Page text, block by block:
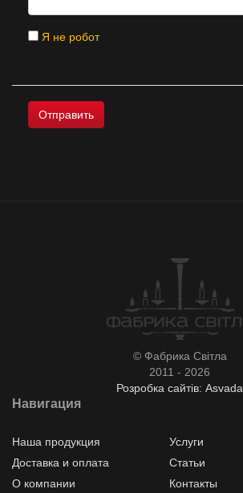
Я не робот
© Фабрика Світла
2011 - 2026
Розробка сайтів: Asvada
Навигация
Наша продукция
Услуги
Доставка и оплата
Статьи
О компании
Контакты